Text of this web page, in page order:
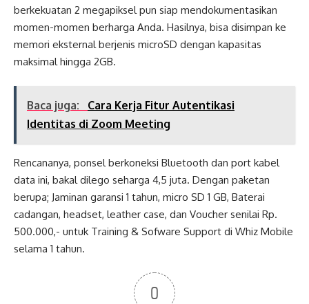
berkekuatan 2 megapiksel pun siap mendokumentasikan
momen-momen berharga Anda. Hasilnya, bisa disimpan ke
memori eksternal berjenis microSD dengan kapasitas
maksimal hingga 2GB.
Baca juga:
Cara Kerja Fitur Autentikasi
Identitas di Zoom Meeting
Rencananya, ponsel berkoneksi Bluetooth dan port kabel
data ini, bakal dilego seharga 4,5 juta. Dengan paketan
berupa; Jaminan garansi 1 tahun, micro SD 1 GB, Baterai
cadangan, headset, leather case, dan Voucher senilai Rp.
500.000,- untuk Training & Sofware Support di Whiz Mobile
selama 1 tahun.
0